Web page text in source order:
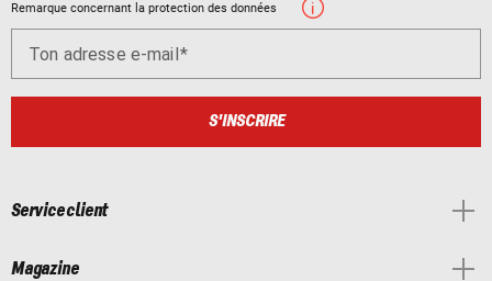
Remarque concernant la protection des données
Ton adresse e-mail
S'INSCRIRE
Service client
Magazine